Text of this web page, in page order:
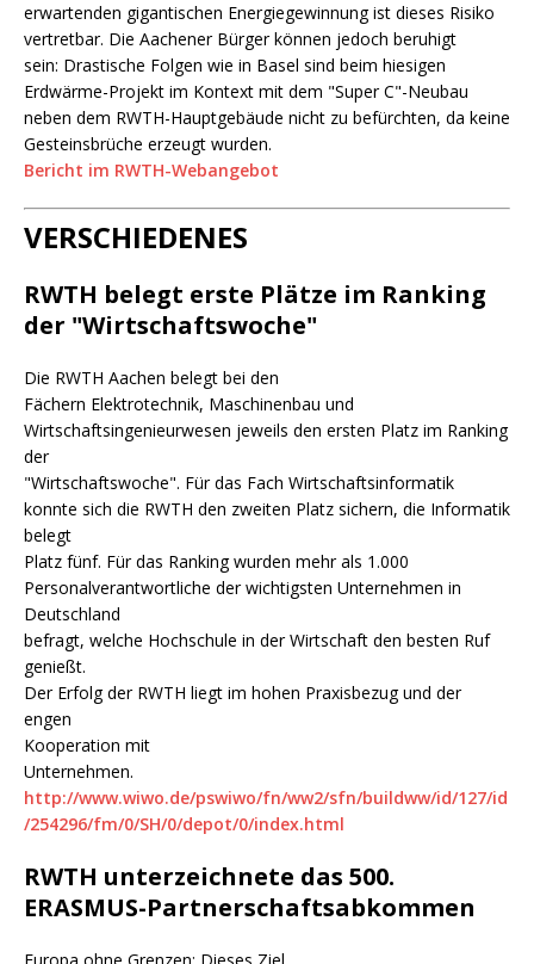
erwartenden gigantischen Energiegewinnung ist dieses Risiko
vertretbar. Die Aachener Bürger können jedoch beruhigt
sein: Drastische Folgen wie in Basel sind beim hiesigen
Erdwärme-Projekt im Kontext mit dem "Super C"-Neubau
neben dem RWTH-Hauptgebäude nicht zu befürchten, da keine
Gesteinsbrüche erzeugt wurden.
Bericht im RWTH-Webangebot
VERSCHIEDENES
RWTH belegt erste Plätze im Ranking
der "Wirtschaftswoche"
Die RWTH Aachen belegt bei den
Fächern Elektrotechnik, Maschinenbau und
Wirtschaftsingenieurwesen jeweils den ersten Platz im Ranking
der
"Wirtschaftswoche". Für das Fach Wirtschaftsinformatik
konnte sich die RWTH den zweiten Platz sichern, die Informatik
belegt
Platz fünf. Für das Ranking wurden mehr als 1.000
Personalverantwortliche der wichtigsten Unternehmen in
Deutschland
befragt, welche Hochschule in der Wirtschaft den besten Ruf
genießt.
Der Erfolg der RWTH liegt im hohen Praxisbezug und der
engen
Kooperation mit
Unternehmen.
http://www.wiwo.de/pswiwo/fn/ww2/sfn/buildww/id/127/id
/254296/fm/0/SH/0/depot/0/index.html
RWTH unterzeichnete das 500.
ERASMUS-Partnerschaftsabkommen